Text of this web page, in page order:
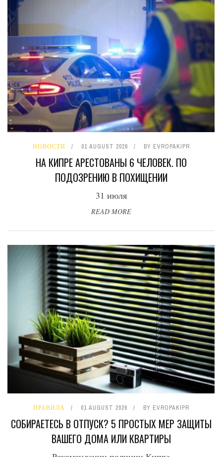
НОВОСТИ 01 AUGUST 2026 BY EVROPAKIPR
НА КИПРЕ АРЕСТОВАНЫ 6 ЧЕЛОВЕК. ПО
ПОДОЗРЕНИЮ В ПОХИЩЕНИИ
31 июля
READ MORE
ПРАВИЛА 01 AUGUST 2026 BY EVROPAKIPR
СОБИРАЕТЕСЬ В ОТПУСК? 5 ПРОСТЫХ МЕР ЗАЩИТЫ
ВАШЕГО ДОМА ИЛИ КВАРТИРЫ